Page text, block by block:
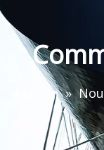
Maison »